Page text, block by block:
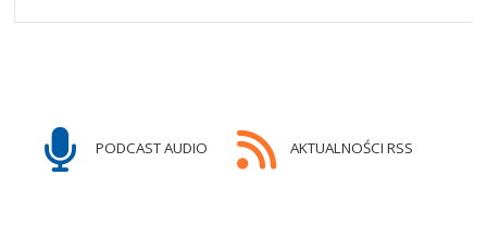
PODCAST AUDIO AKTUALNOŚCI RSS